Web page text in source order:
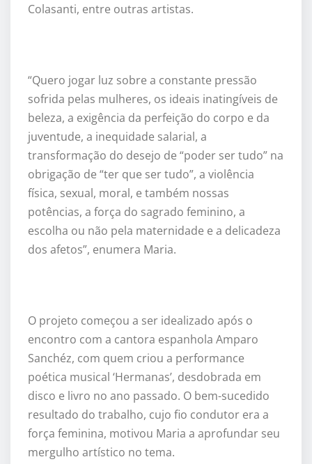
Colasanti, entre outras artistas.
“Quero jogar luz sobre a constante pressão
sofrida pelas mulheres, os ideais inatingíveis de
beleza, a exigência da perfeição do corpo e da
juventude, a inequidade salarial, a
transformação do desejo de “poder ser tudo” na
obrigação de “ter que ser tudo”, a violência
física, sexual, moral, e também nossas
potências, a força do sagrado feminino, a
escolha ou não pela maternidade e a delicadeza
dos afetos”, enumera Maria.
O projeto começou a ser idealizado após o
encontro com a cantora espanhola Amparo
Sanchéz, com quem criou a performance
poética musical ‘Hermanas’, desdobrada em
disco e livro no ano passado. O bem-sucedido
resultado do trabalho, cujo fio condutor era a
força feminina, motivou Maria a aprofundar seu
mergulho artístico no tema.